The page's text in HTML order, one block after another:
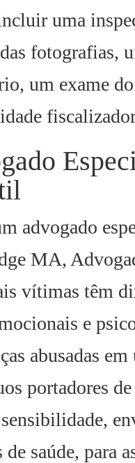
uma
fotografias,
um exame
advogado
MA,
vítimas têm
e
abusadas
portadores
de saúde, para